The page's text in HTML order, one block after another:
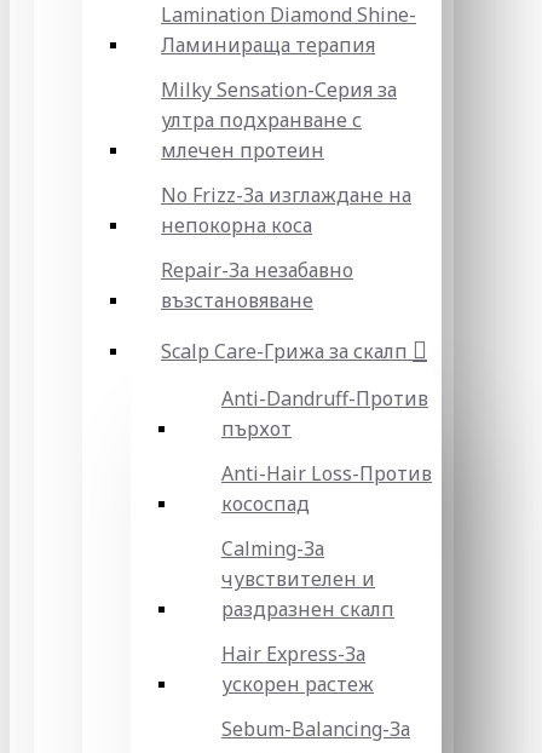
Lamination Diamond Shine-
Ламинираща терапия
Milky Sensation-Серия за
ултра подхранване с
млечен протеин
No Frizz-За изглаждане на
непокорна коса
Repair-За незабавно
възстановяване
Scalp Care-Грижа за скалп
Anti-Dandruff-Против
пърхот
Anti-Hair Loss-Против
кососпад
Calming-За
чувствителен и
раздразнен скалп
Hair Express-За
ускорен растеж
Sebum-Balancing-За